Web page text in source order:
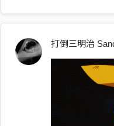
但我記得你的背影 你
該多為自己也多為生活
但你走的時候眼匡也打
恐懼的可能也不只是我
打倒三明治